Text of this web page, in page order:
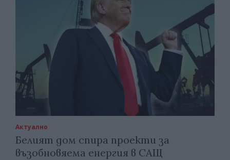
Актуално
Белият дом спира проекти за
възобновяема енергия в САЩ